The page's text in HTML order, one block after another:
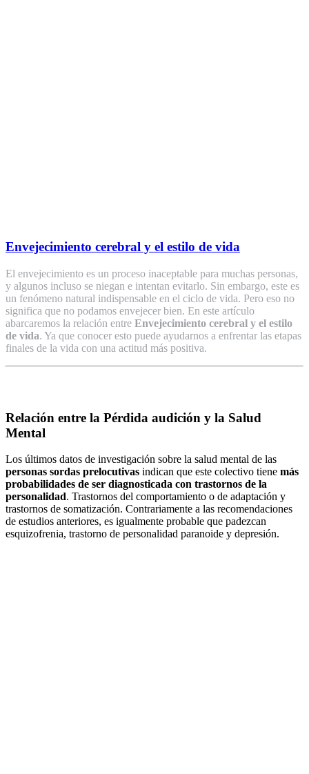
Envejecimiento cerebral y el estilo de vida
El envejecimiento es un proceso inaceptable para muchas personas,
y algunos incluso se niegan e intentan evitarlo. Sin embargo, este es
un fenómeno natural indispensable en el ciclo de vida. Pero eso no
significa que no podamos envejecer bien. En este artículo
abarcaremos la relación entre Envejecimiento cerebral y el estilo
de vida. Ya que conocer esto puede ayudarnos a enfrentar las etapas
finales de la vida con una actitud más positiva.
Relación entre la Pérdida audición y la Salud
Mental
Los últimos datos de investigación sobre la salud mental de las
personas sordas prelocutivas indican que este colectivo tiene más
probabilidades de ser diagnosticada con trastornos de la
personalidad. Trastornos del comportamiento o de adaptación y
trastornos de somatización. Contrariamente a las recomendaciones
de estudios anteriores, es igualmente probable que padezcan
esquizofrenia, trastorno de personalidad paranoide y depresión.